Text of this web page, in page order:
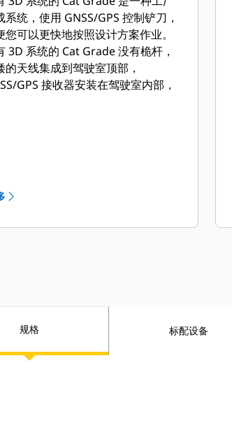
系统，使用 GNSS/GPS 控制铲刀，
您可以更快地按照设计方案作业。
3D 系统的 Cat Grade 没有桅杆，
的天线集成到驾驶室顶部，
GPS 接收器安装在驾驶室内部，
和 Leica 提供的信号发射器和基
买坡度基础设施？您可将
、Topcon 和 Leica 提供的坡度
规格 标配设备